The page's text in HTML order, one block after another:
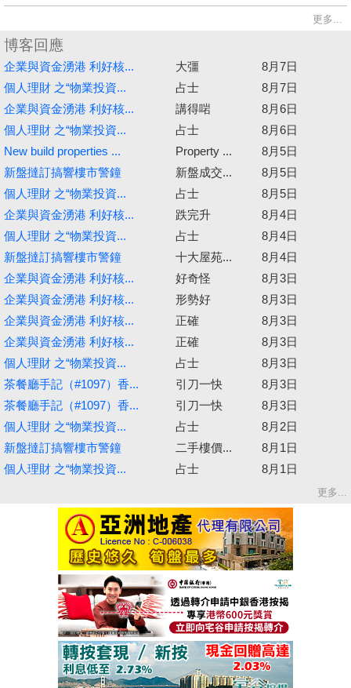
更多...
博客回應
企業與資金湧港 利好核... 大彊
8月7日
個人理財 之“物業投資...
占士
8月7日
企業與資金湧港 利好核...
講得啱
8月6日
個人理財 之“物業投資...
占士
8月6日
New build properties ...
Property ...
8月5日
新盤撻訂搞響樓市警鐘
新盤成交...
8月5日
個人理財 之“物業投資...
占士
8月5日
企業與資金湧港 利好核...
跌完升
8月4日
個人理財 之“物業投資...
占士
8月4日
新盤撻訂搞響樓市警鐘
十大屋苑...
8月4日
企業與資金湧港 利好核...
好奇怪
8月3日
企業與資金湧港 利好核...
形勢好
8月3日
企業與資金湧港 利好核...
正確
8月3日
企業與資金湧港 利好核...
正確
8月3日
個人理財 之“物業投資...
占士
8月3日
茶餐廳手記（#1097）香...
引刀一快
8月3日
茶餐廳手記（#1097）香...
引刀一快
8月3日
個人理財 之“物業投資...
占士
8月2日
新盤撻訂搞響樓市警鐘
二手樓價...
8月1日
個人理財 之“物業投資...
占士 8月1日
更多...